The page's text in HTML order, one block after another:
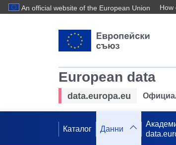
An official website of the European Union How
European data
data.europa.eu
Каталог Данни